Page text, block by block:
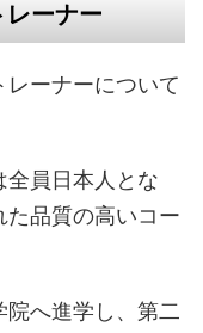
ーナー
レーナーについて
員日本人とな
た品質の高いコー
へ進学し、第二